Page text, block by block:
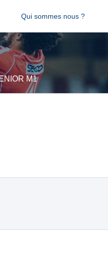
Qui sommes nous ?
M1